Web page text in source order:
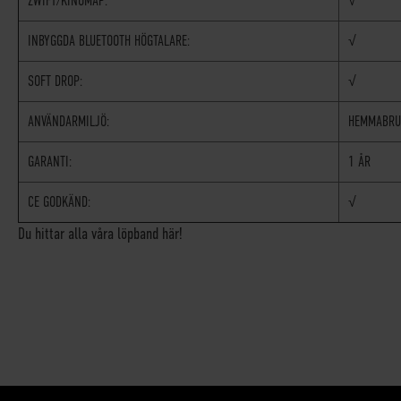
INBYGGDA BLUETOOTH HÖGTALARE: √
SOFT DROP: √
ANVÄNDARMILJÖ:
GARANTI: 1 ÅR
CE GODKÄND: √
Du hittar alla våra löpband här!